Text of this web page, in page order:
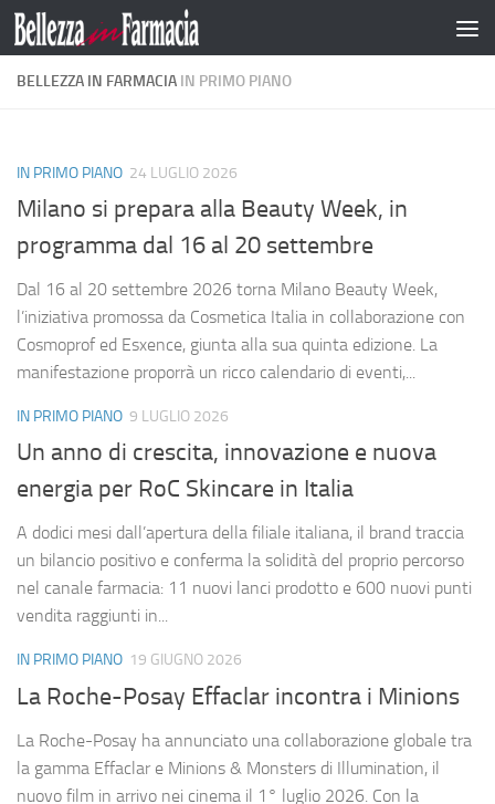
Salta al contenuto
BELLEZZA IN FARMACIA IN PRIMO PIANO
IN PRIMO PIANO 24 LUGLIO 2026
Milano si prepara alla Beauty Week, in
programma dal 16 al 20 settembre
Dal 16 al 20 settembre 2026 torna Milano Beauty Week,
l’iniziativa promossa da Cosmetica Italia in collaborazione con
Cosmoprof ed Esxence, giunta alla sua quinta edizione. La
manifestazione proporrà un ricco calendario di eventi,...
IN PRIMO PIANO 9 LUGLIO 2026
Un anno di crescita, innovazione e nuova
energia per RoC Skincare in Italia
A dodici mesi dall’apertura della filiale italiana, il brand traccia
un bilancio positivo e conferma la solidità del proprio percorso
nel canale farmacia: 11 nuovi lanci prodotto e 600 nuovi punti
vendita raggiunti in...
IN PRIMO PIANO 19 GIUGNO 2026
La Roche-Posay Effaclar incontra i Minions
La Roche-Posay ha annunciato una collaborazione globale tra
la gamma Effaclar e Minions & Monsters di Illumination, il
nuovo film in arrivo nei cinema il 1° luglio 2026. Con la